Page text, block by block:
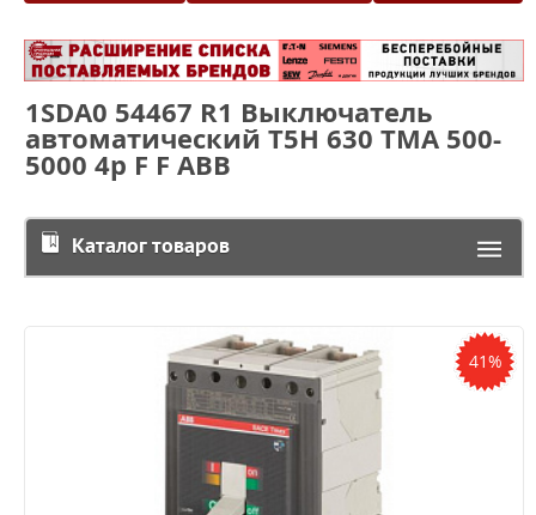
1SDA0 54467 R1 Выключатель
автоматический T5H 630 TMA 500-
5000 4p F F ABB
Каталог товаров
41%